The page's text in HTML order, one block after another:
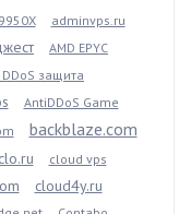
9950X
adminvps.ru
AMD EPYC
защита
AntiDDoS Game
backblaze.com
clo.ru cloud vps
cloud4y.ru